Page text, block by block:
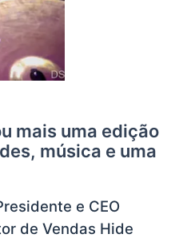
mais uma edição
música e uma
e CEO
de Vendas Hide